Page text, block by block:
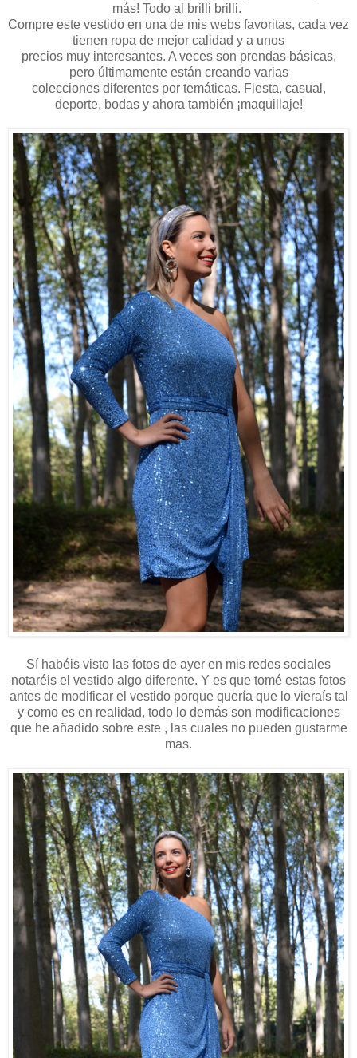
más! Todo al brilli brilli.
Compre este vestido en una de mis webs favoritas, cada vez
tienen ropa de mejor calidad y a unos
precios muy interesantes. A veces son prendas básicas,
pero últimamente están creando varias
colecciones diferentes por temáticas. Fiesta, casual,
deporte, bodas y ahora también ¡maquillaje!
Sí habéis visto las fotos de ayer en mis redes sociales
notaréis el vestido algo diferente. Y es que tomé estas fotos
antes de modificar el vestido porque quería que lo vieraís tal
y como es en realidad, todo lo demás son modificaciones
que he añadido sobre este , las cuales no pueden gustarme
mas.